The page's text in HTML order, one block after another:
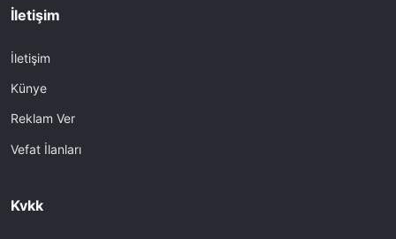
İletişim
İletişim
Künye
Reklam Ver
Vefat İlanları
Kvkk